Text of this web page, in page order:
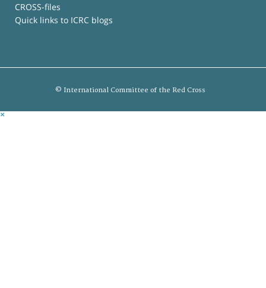
CROSS-files
Quick links to ICRC blogs
© International Committee of the Red Cross
×